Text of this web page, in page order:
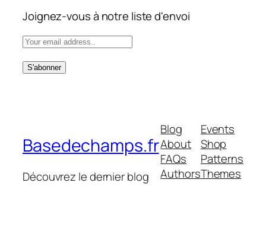
Joignez-vous à notre liste d'envoi
Basedechamps.fr
Découvrez le dernier blog
Blog
About
FAQs
Authors
Events
Shop
Patterns
Themes